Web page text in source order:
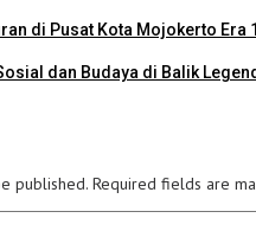
di Pusat Kota Mojokerto Era
dan Budaya di Balik
published. Required fields are